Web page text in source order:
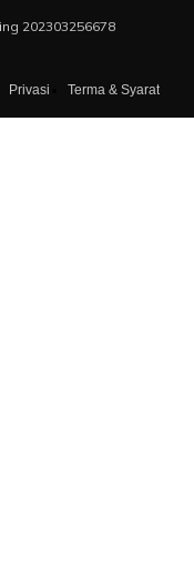
202303256678
Privasi Terma & Syarat